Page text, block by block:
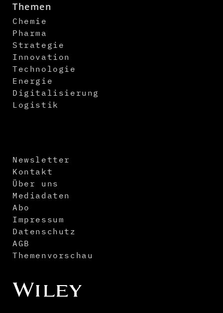
Themen
Chemie
Pharma
Strategie
Innovation
Technologie
Energie
Digitalisierung
Logistik
Newsletter
Kontakt
Über uns
Mediadaten
Abo
Impressum
Datenschutz
AGB
Themenvorschau